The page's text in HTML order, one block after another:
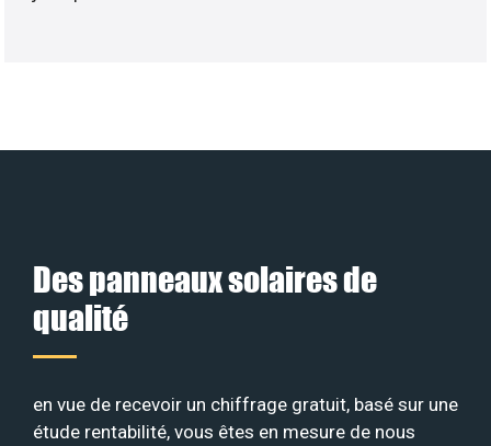
Des panneaux solaires de
qualité
en vue de recevoir un chiffrage gratuit, basé sur une
étude rentabilité, vous êtes en mesure de nous